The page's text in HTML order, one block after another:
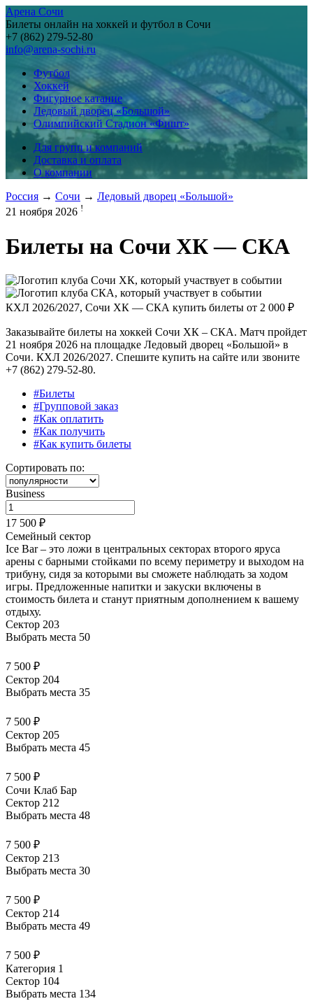
Арена Сочи
Билеты онлайн на хоккей и футбол в Сочи
+7 (862) 279-52-80
info@arena-sochi.ru
Футбол
Хоккей
Фигурное катание
Ледовый дворец «Большой»
Олимпийский Стадион «Фишт»
Для групп и компаний
Доставка и оплата
О компании
Россия → Сочи → Ледовый дворец «Большой»
21 ноября 2026 !
Билеты на Сочи ХК — СКА
КХЛ 2026/2027, Сочи ХК — СКА купить билеты от 2 000 ₽
Заказывайте билеты на хоккей Сочи ХК – СКА. Матч пройдет
21 ноября 2026 на площадке Ледовый дворец «Большой» в
Сочи. КХЛ 2026/2027. Спешите купить на сайте или звоните
+7 (862) 279-52-80.
#Билеты
#Групповой заказ
#Как оплатить
#Как получить
#Как купить билеты
Сортировать по:
Business
17 500 ₽
Семейный сектор
Ice Bar – это ложи в центральных секторах второго яруса
арены с барными стойками по всему периметру и выходом на
трибуну, сидя за которыми вы сможете наблюдать за ходом
игры. Предложенные напитки и закуски включены в
стоимость билета и станут приятным дополнением к вашему
отдыху.
Сектор 203
Выбрать места 50
7 500 ₽
Сектор 204
Выбрать места 35
7 500 ₽
Сектор 205
Выбрать места 45
7 500 ₽
Сочи Клаб Бар
Сектор 212
Выбрать места 48
7 500 ₽
Сектор 213
Выбрать места 30
7 500 ₽
Сектор 214
Выбрать места 49
7 500 ₽
Категория 1
Сектор 104
Выбрать места 134